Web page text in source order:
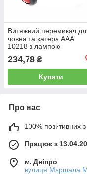
Витяжний перемикач
човна та катера ААА
10218 з лампою
234,78 ₴
Купити
Про нас
100% позитивних з
Працює з
м. Дніпро
вулиця Маршала